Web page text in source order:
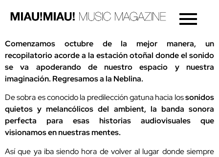
Comenzamos octubre de la mejor manera, un
recopilatorio acorde a la estación otoñal donde el sonido
se va apoderando de nuestro espacio y nuestra
imaginación. Regresamos a la Neblina.
De sobra es conocido la predilección gatuna hacia lossonidos
quietos y melancólicos del ambient, la banda sonora
perfecta para esas historias audiovisuales que
visionamos en nuestras mentes.
Así que ya iba siendo hora de volver al lugar donde siempre